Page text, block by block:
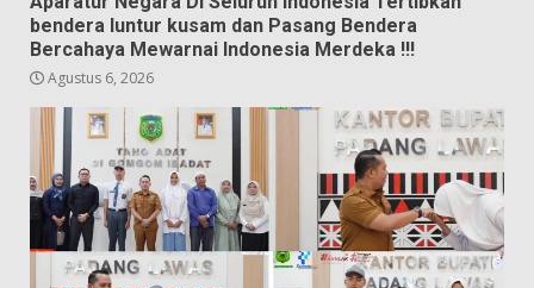
bendera luntur kusam dan Pasang Bendera
Bercahaya Mewarnai Indonesia Merdeka !!!
Agustus 6, 2026